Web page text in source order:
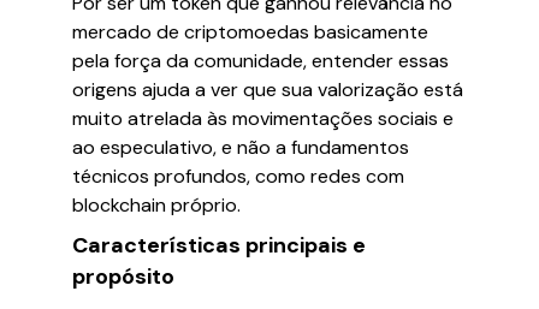
mercado de criptomoedas basicamente
pela força da comunidade, entender essas
origens ajuda a ver que sua valorização está
muito atrelada às movimentações sociais e
ao especulativo, e não a fundamentos
técnicos profundos, como redes com
blockchain próprio.
Características principais e
propósito